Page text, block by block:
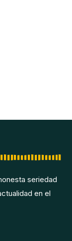
seriedad
en el